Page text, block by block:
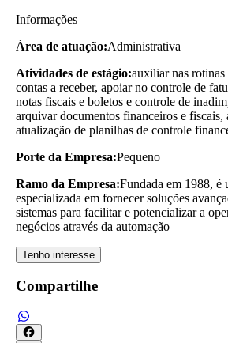
Informações
Área de atuação:Administrativa
Atividades de estágio:auxiliar nas rotinas
contas a receber, apoiar no controle de
notas fiscais e boletos e controle de
arquivar documentos financeiros e fiscais,
atualização de planilhas de controle
Porte da Empresa:Pequeno
Ramo da Empresa:Fundada em 1988, é
especializada em fornecer soluções
sistemas para facilitar e potencializar a
negócios através da automação
Tenho interesse
Compartilhe